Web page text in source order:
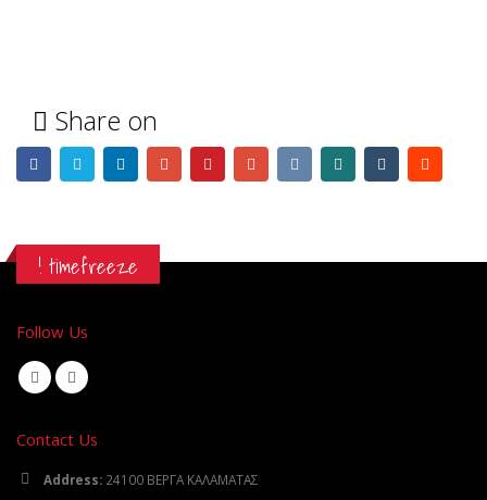
Share on
! timefreeze
Follow Us
Contact Us
Address: 24100 ΒΕΡΓΑ ΚΑΛΑΜΑΤΑΣ